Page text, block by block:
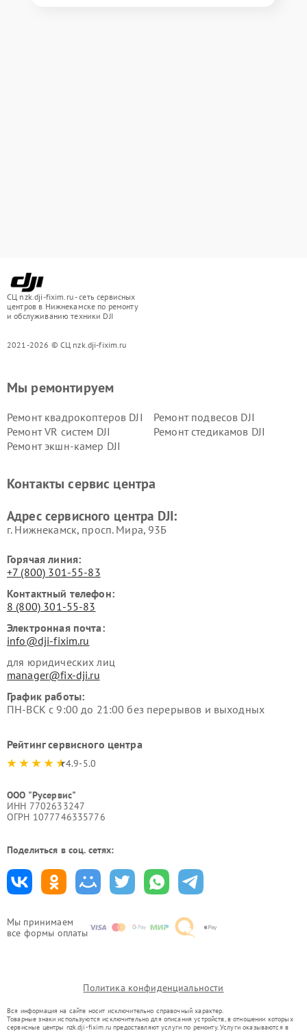
СЦ nzk.dji-fixim.ru - сеть сервисных
центров в Нижнекамске по ремонту
и обслуживанию техники DJI
2021-2026 © СЦ nzk.dji-fixim.ru
Мы принимаем
все формы оплаты
Мы ремонтируем
Ремонт квадрокоптеров DJI
Ремонт подвесов DJI
Ремонт VR систем DJI
Ремонт стедикамов DJI
Ремонт экшн-камер DJI
Контакты сервис центра
Адрес сервисного центра DJI:
г. Нижнекамск, просп. Мира, 93Б
Горячая линия:
+7 (800) 301-55-83
Контактный телефон:
8 (800) 301-55-83
Электронная почта:
info@dji-fixim.ru
для юридических лиц
manager@fix-dji.ru
График работы:
ПН-ВСК с 9:00 до 21:00 без перерывов и выходных
Рейтинг сервисного центра
4.9-5.0
ООО "Русервис"
ИНН 7702633247
ОГРН 1077746335776
Поделиться в соц. сетях:
Политика конфиденциальности
Вся информация на сайте носит исключительно справочный характер.
Товарные знаки используются исключительно для описания устройств, в отношении которых
сервисные центры nzk.dji-fixim.ru предоставляют услуги по ремонту. Услуги оказываются в